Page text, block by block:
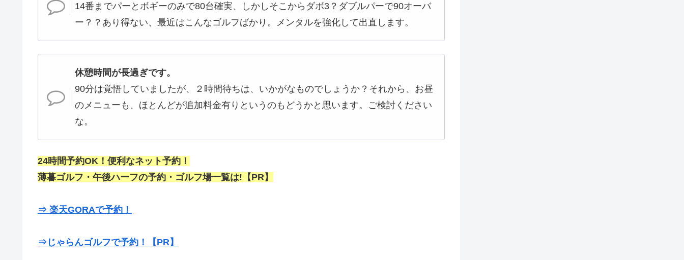
14番までパーとボギーのみで80台確実、しかしそこからダボ3？ダブルパーで90オーバ
ー？？あり得ない、最近はこんなゴルフばかり。メンタルを強化して出直します。
休憩時間が長過ぎです。
90分は覚悟していましたが、２時間待ちは、いかがなものでしょうか？それから、お昼
のメニューも、ほとんどが追加料金有りというのもどうかと思います。ご検討ください
な。
24時間予約OK！便利なネット予約！
薄暮ゴルフ・午後ハーフの予約・ゴルフ場一覧は!【PR】
⇒ 楽天GORAで予約！
⇒じゃらんゴルフで予約！【PR】